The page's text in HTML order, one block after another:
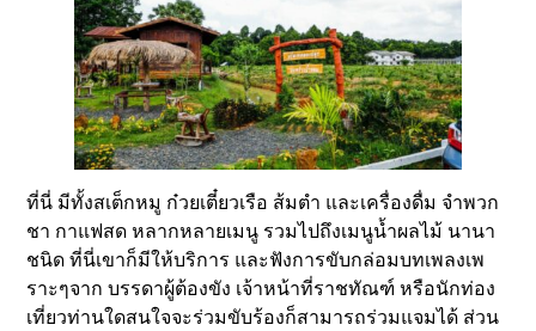
ที่นี่ มีทั้งสเต็กหมู ก๋วยเตี๋ยวเรือ ส้มตำ และเครื่องดื่ม จำพวก
ชา กาแฟสด หลากหลายเมนู รวมไปถึงเมนูน้ำผลไม้ นานา
ชนิด ที่นี่เขาก็มีให้บริการ และฟังการขับกล่อมบทเพลงเพ
ราะๆจาก บรรดาผู้ต้องขัง เจ้าหน้าที่ราชทัณฑ์ หรือนักท่อง
เที่ยวท่านใดสนใจจะร่วมขับร้องก็สามารถร่วมแจมได้ ส่วน